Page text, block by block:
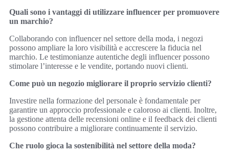
Quali sono i vantaggi di utilizzare influencer per promuovere
un marchio?
Collaborando con influencer nel settore della moda, i negozi
possono ampliare la loro visibilità e accrescere la fiducia nel
marchio. Le testimonianze autentiche degli influencer possono
stimolare l’interesse e le vendite, portando nuovi clienti.
Come può un negozio migliorare il proprio servizio clienti?
Investire nella formazione del personale è fondamentale per
garantire un approccio professionale e caloroso ai clienti. Inoltre,
la gestione attenta delle recensioni online e il feedback dei clienti
possono contribuire a migliorare continuamente il servizio.
Che ruolo gioca la sostenibilità nel settore della moda?